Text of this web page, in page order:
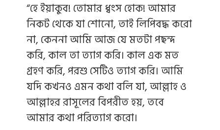
“হে ইয়াকুব! তোমার ধ্বংস হোক! আমার
নিকট থেকে যা শোনো, তাই লিপিবদ্ধ করো
না, কেননা আমি আজ যে মতটা পছন্দ
করি, কাল তা ত্যাগ করি। কাল এক মত
গ্রহণ করি, পরশু সেটিও ত্যাগ করি। আমি
যদি কখনও এমন কথা বলি যা, আল্লাহ ও
আল্লাহর রাসূলের বিপরীত হয়, তবে
আমার কথা পরিত্যাগ করো।